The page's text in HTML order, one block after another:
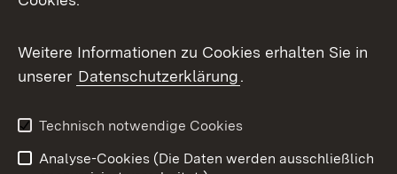
X / Twitter
Youtube
Impressum
Kontakt
Weitere Informationen zu Cookies erhalten Sie in
unserer Datenschutzerklärung.
Technisch notwendige Cookies
Analyse-Cookies (Die Daten werden ausschließlich